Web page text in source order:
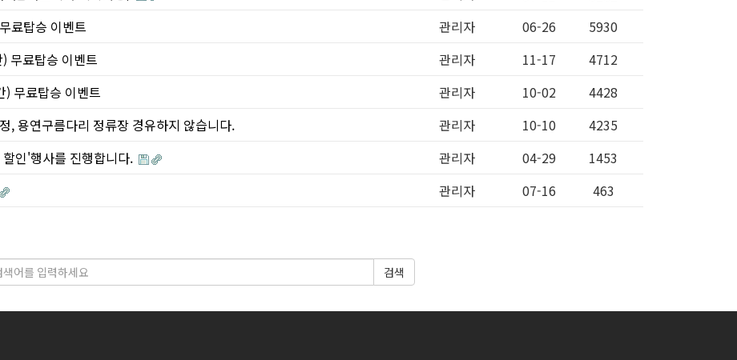
료탑승 이벤트 관리자 06-26
5930
무료탑승 이벤트 관리자 11-17
4712
무료탑승 이벤트 관리자 10-02
4428
, 용연구름다리 정류장 경유하지 않습니다. 관리자 10-10
4235
인'행사를 진행합니다. 관리자 04-29
1453
관리자 07-16 463
검색